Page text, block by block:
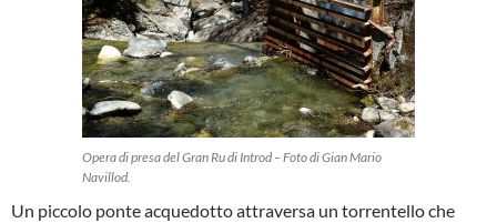
Opera di presa del Gran Ru di Introd – Foto di Gian Mario
Navillod.
Un piccolo ponte acquedotto attraversa un torrentello che